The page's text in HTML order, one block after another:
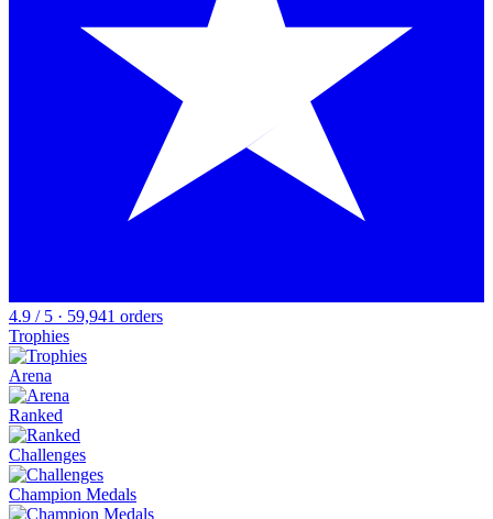
4.9 / 5 · 59,941 orders
Trophies
Arena
Ranked
Challenges
Champion Medals